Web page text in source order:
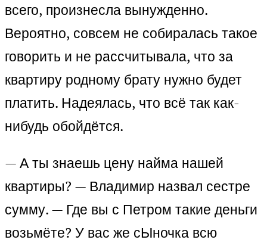
всего, произнесла вынужденно.
Вероятно, совсем не собиралась такое
говорить и не рассчитывала, что за
квартиру родному брату нужно будет
платить. Надеялась, что всё так как-
нибудь обойдётся.
— А ты знаешь цену найма нашей
квартиры? — Владимир назвал сестре
сумму. — Где вы с Петром такие деньги
возьмёте? У вас же сЫночка всю